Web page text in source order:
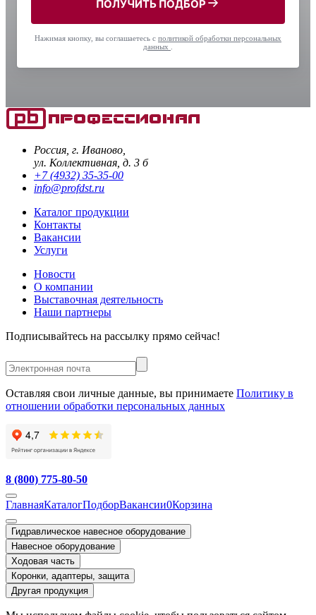
ПОЛУЧИТЬ ПОДБОР
Нажимая кнопку, вы соглашаетесь с политикой обработки персональных
данных
Россия, г. Иваново,
ул. Коллективная, д. 3 б
+7 (4932) 35-35-00
info@profdst.ru
Каталог продукции
Контакты
Вакансии
Услуги
Новости
О компании
Выставочная деятельность
Наши партнеры
Подписывайтесь на рассылку прямо сейчас!
Оставляя свои личные данные, вы принимаете Политику в
отношении обработки персональных данных
8 (800) 775-80-50
ГлавнаяКаталогПодборВакансии0Корзина
Гидравлическое навесное оборудование
Навесное оборудование
Ходовая часть
Коронки, адаптеры, защита
Другая продукция